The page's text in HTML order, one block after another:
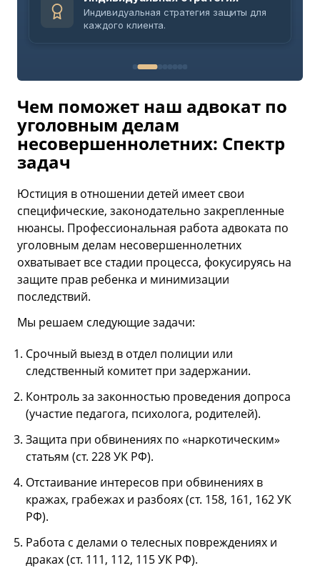
Индивидуальная стратегия защиты для
каждого клиента.
Чем поможет наш адвокат по
уголовным делам
несовершеннолетних: Спектр
задач
Юстиция в отношении детей имеет свои
специфические, законодательно закрепленные
нюансы. Профессиональная работа адвоката по
уголовным делам несовершеннолетних
охватывает все стадии процесса, фокусируясь на
защите прав ребенка и минимизации
последствий.
Мы решаем следующие задачи:
Срочный выезд в отдел полиции или
следственный комитет при задержании.
Контроль за законностью проведения допроса
(участие педагога, психолога, родителей).
Защита при обвинениях по «наркотическим»
статьям (ст. 228 УК РФ).
Отстаивание интересов при обвинениях в
кражах, грабежах и разбоях (ст. 158, 161, 162 УК
РФ).
Работа с делами о телесных повреждениях и
драках (ст. 111, 112, 115 УК РФ).